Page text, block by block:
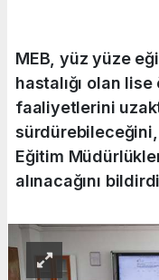
MEB, yüz yüze
hastalığı olan
faaliyetlerini
Eğitim
alınacağını